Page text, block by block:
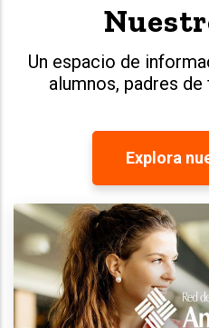
Un espacio de
alumnos, padres
Explora